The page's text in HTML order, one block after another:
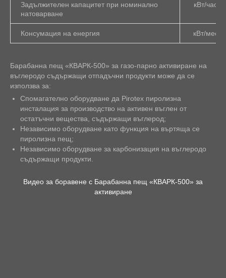
Задължителен капацитет при номинално
натоварване
кВт/час
Консумация на енергия кВт/мес
Барабанна пещ «КВАРК-500» за газо-парно активиране на
въглеродо съдържащи отпадъчни продукти може да се
използва за:
Спомагателно оборудване да Pirotex пиролизна
инсталация за производство на активен въглен от
остатъчни вещества, съдържащи въглерод;
Независимо оборудване като функция на въртяща се
пиролизна пещ;
Независимо оборудване за карбонизация на въглеродо
съдържащи продукти.
Видео за боравене с Барабанна пещ «КВАРК-500» за
активиране